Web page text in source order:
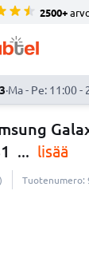
2500+
·Ma - Pe: 11:00 -
... lisää
Tuotenumero: